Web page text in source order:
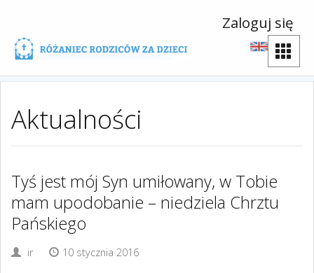
Zaloguj się
Aktualności
Tyś jest mój Syn umiłowany, w Tobie
mam upodobanie – niedziela Chrztu
Pańskiego
ir 10 stycznia 2016